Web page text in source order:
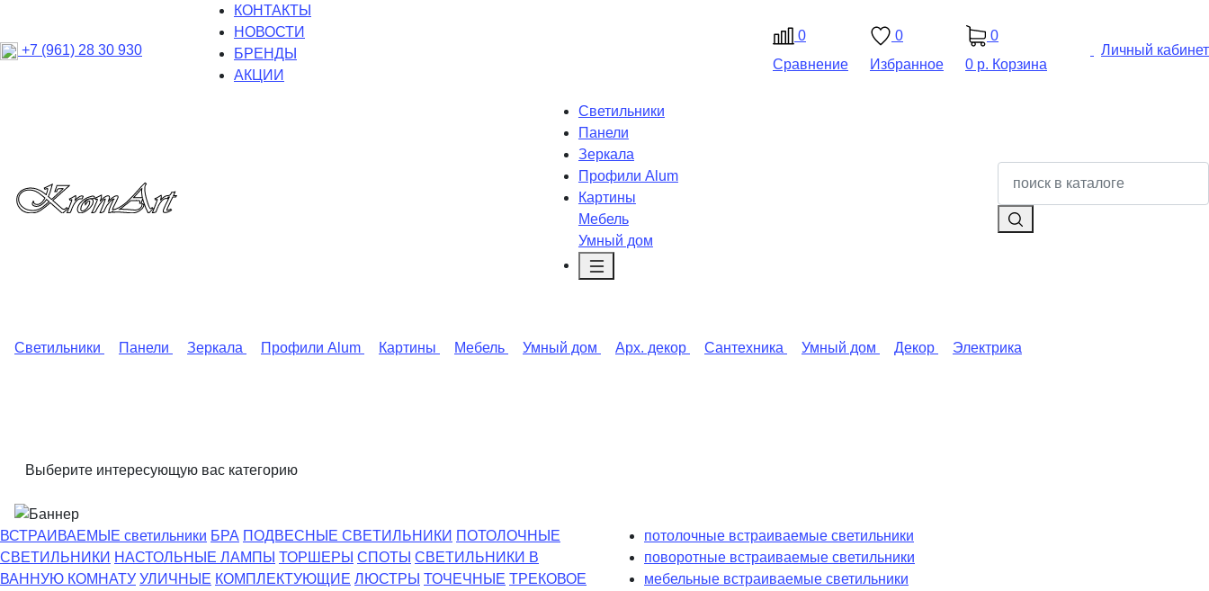
+7 (961) 28 30 930
КОНТАКТЫ
НОВОСТИ
БРЕНДЫ
АКЦИИ
0
Сравнение
0
Избранное
0
0 р. Корзина
Личный кабинет
Светильники
Панели
Зеркала
Профили Alum
Картины
Мебель
Умный дом
Светильники Панели Зеркала Профили Alum Картины Мебель Умный дом Арх. декор Сантехника Умный дом Декор Электрика
Выберите интересующую вас категорию
ВСТРАИВАЕМЫЕ светильники БРА ПОДВЕСНЫЕ СВЕТИЛЬНИКИ ПОТОЛОЧНЫЕ
СВЕТИЛЬНИКИ НАСТОЛЬНЫЕ ЛАМПЫ ТОРШЕРЫ СПОТЫ СВЕТИЛЬНИКИ В
ВАННУЮ КОМНАТУ УЛИЧНЫЕ КОМПЛЕКТУЮЩИЕ ЛЮСТРЫ ТОЧЕЧНЫЕ ТРЕКОВОЕ
потолочные встраиваемые светильники
поворотные встраиваемые светильники
мебельные встраиваемые светильники